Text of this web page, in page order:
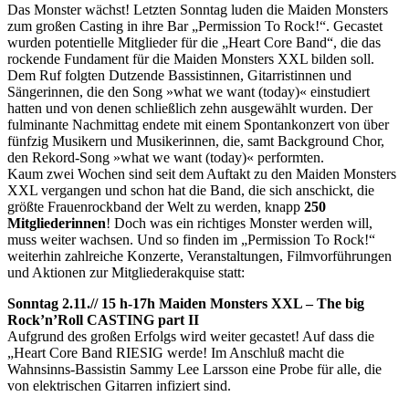
Das Monster wächst! Letzten Sonntag luden die Maiden Monsters
zum großen Casting in ihre Bar „Permission To Rock!“. Gecastet
wurden potentielle Mitglieder für die „Heart Core Band“, die das
rockende Fundament für die Maiden Monsters XXL bilden soll.
Dem Ruf folgten Dutzende Bassistinnen, Gitarristinnen und
Sängerinnen, die den Song »what we want (today)« einstudiert
hatten und von denen schließlich zehn ausgewählt wurden. Der
fulminante Nachmittag endete mit einem Spontankonzert von über
fünfzig Musikern und Musikerinnen, die, samt Background Chor,
den Rekord-Song »what we want (today)« performten.
Kaum zwei Wochen sind seit dem Auftakt zu den Maiden Monsters
XXL vergangen und schon hat die Band, die sich anschickt, die
größte Frauenrockband der Welt zu werden, knapp 250
Mitgliederinnen! Doch was ein richtiges Monster werden will,
muss weiter wachsen. Und so finden im „Permission To Rock!“
weiterhin zahlreiche Konzerte, Veranstaltungen, Filmvorführungen
und Aktionen zur Mitgliederakquise statt:
Sonntag 2.11.// 15 h-17h Maiden Monsters XXL – The big
Rock’n’Roll CASTING part II
Aufgrund des großen Erfolgs wird weiter gecastet! Auf dass die
„Heart Core Band RIESIG werde! Im Anschluß macht die
Wahnsinns-Bassistin Sammy Lee Larsson eine Probe für alle, die
von elektrischen Gitarren infiziert sind.